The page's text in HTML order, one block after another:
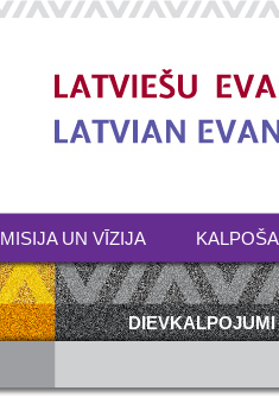
MISIJA UN VĪZIJA
DIEVKALPOJUMI